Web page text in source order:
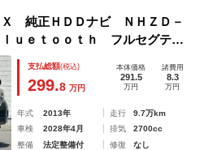
純正ＨＤＤナビ ＮＨＺＤ－
ｅｔｏｏｔｈ フルセグテレ
ＯＡＬＬ１７インチアルミホ
ックルーフレール バックカメ
支払総額(税込)
299.8 万円
本体価格
291.5
万円
諸費用
8.3
万円
年式 2013年 走行
9.7万km
車検
2028年4月 排気
2700cc
整備
法定整備付 修復
なし